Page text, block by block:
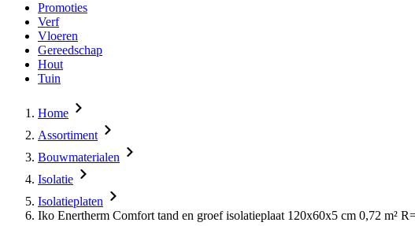
Promoties
Verf
Vloeren
Gereedschap
Hout
Tuin
Home
Assortiment
Bouwmaterialen
Isolatie
Isolatieplaten
Iko Enertherm Comfort tand en groef isolatieplaat 120x60x5 cm 0,72 m²